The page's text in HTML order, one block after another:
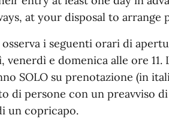
at your disposal to arrange
osserva i seguenti orari di
e domenica alle ore 11.
SOLO su prenotazione (in
di persone con un preavviso
un copricapo.